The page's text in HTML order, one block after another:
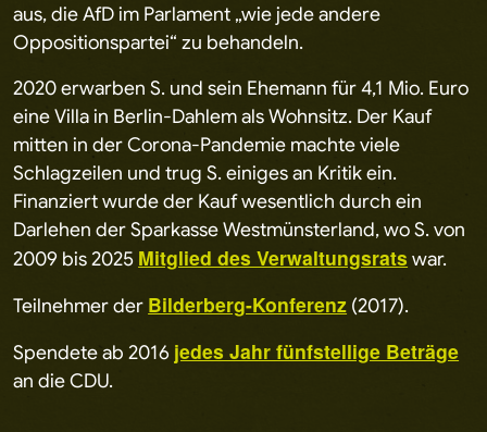
aus, die AfD im Parlament „wie jede andere
Oppositionspartei“ zu behandeln.
2020 erwarben S. und sein Ehemann für 4,1 Mio. Euro
eine Villa in Berlin-Dahlem als Wohnsitz. Der Kauf
mitten in der Corona-Pandemie machte viele
Schlagzeilen und trug S. einiges an Kritik ein.
Finanziert wurde der Kauf wesentlich durch ein
Darlehen der Sparkasse Westmünsterland, wo S. von
2009 bis 2025 Mitglied des Verwaltungsrats war.
Teilnehmer der Bilderberg-Konferenz (2017).
Spendete ab 2016 jedes Jahr fünfstellige Beträge
an die CDU.